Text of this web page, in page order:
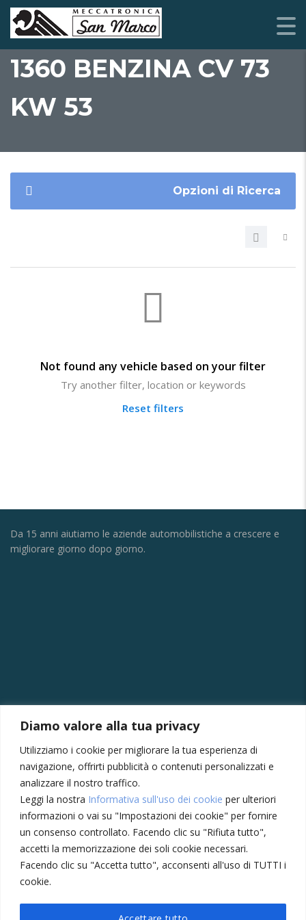
Diamo valore alla tua privacy
Utilizziamo i cookie per migliorare la tua esperienza di
navigazione, offrirti pubblicità o contenuti personalizzati e
analizzare il nostro traffico.
Leggi la nostra Informativa sull'uso dei cookie per ulteriori
informazioni o vai su "Impostazioni dei cookie" per fornire
un consenso controllato. Facendo clic su "Rifiuta tutto",
accetti la memorizzazione dei soli cookie necessari.
Facendo clic su "Accetta tutto", acconsenti all'uso di TUTTI i
cookie.
1360 BENZINA CV 73
KW 53
Opzioni di Ricerca
Not found any vehicle based on your filter
Try another filter, location or keywords
Reset filters
Da 15 anni aiutiamo le aziende automobilistiche a crescere e
migliorare giorno dopo giorno.
CONTATTI
+39 041430239
+39 3355410024
amministrazione@meccatronicasanmarco.it
Lun - Ven: 8:30 - 12:30, 14:00 - 18:30
Sabato: 8:30 - 12:30
Privacy Policy Cookie